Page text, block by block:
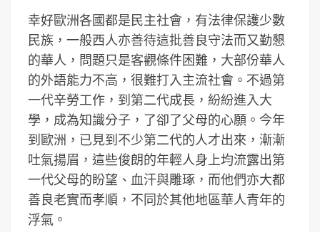
幸好歐洲各國都是民主社會，有法律保護少數
民族，一般西人亦善待這批善良守法而又勤懇
的華人，問題只是客觀條件困難，大部份華人
的外語能力不高，很難打入主流社會。不過第
一代辛勞工作，到第二代成長，紛紛進入大
學，成為知識分子，了卻了父母的心願。今年
到歐洲，已見到不少第二代的人才出來，漸漸
吐氣揚眉，這些俊朗的年輕人身上均流露出第
一代父母的盼望、血汗與雕琢，而他們亦大都
善良老實而孝順，不同於其他地區華人青年的
浮氣。